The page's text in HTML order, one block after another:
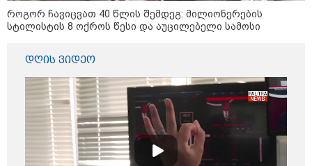
სამართალი
როგორ ჩავიცვათ 40 წლის შემდეგ: მილიონერების
სტილისტის 8 ოქროს წესი და აუცილებელი სამოსი
დღის ვიდეო